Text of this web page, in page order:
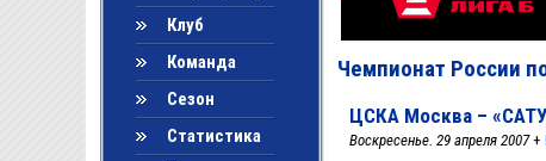
Клуб
Команда
Сезон
Статистика
Чемпионат России
ЦСКА Москва –
Воскресенье. 29 апреля 2007+